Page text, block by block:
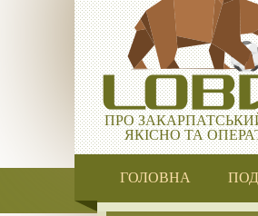
ПРО
ЯКІСНО ТА
ГОЛОВНА